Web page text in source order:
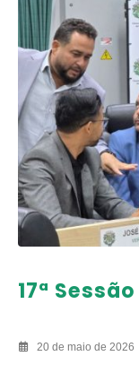
17ª
20 de maio de 2026